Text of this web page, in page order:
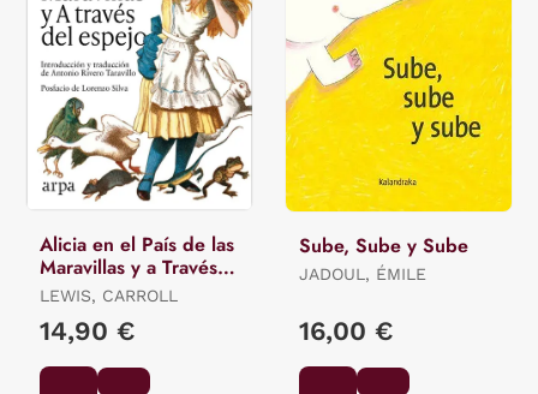
Alicia en el País de las
Maravillas y a Través
del Espejo
LEWIS, CARROLL
14,90 €
Sube, Sube y Sube
JADOUL, ÉMILE
16,00 €